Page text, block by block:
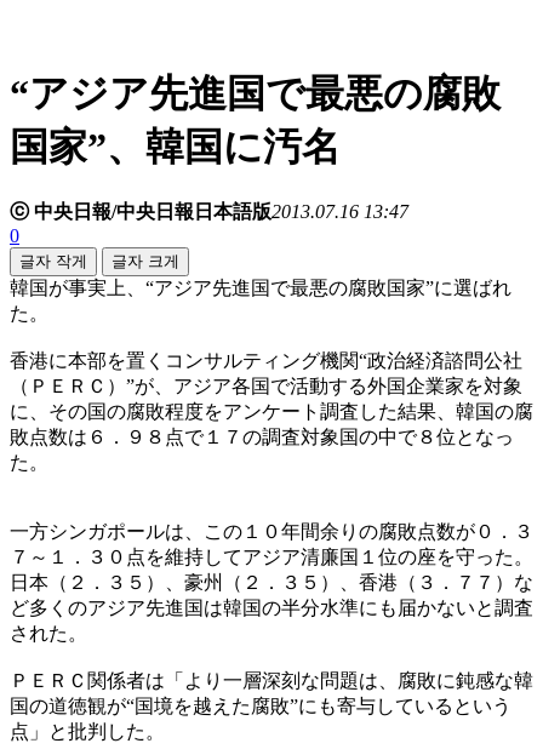
“アジア先進国で最悪の腐敗
国家”、韓国に汚名
ⓒ 中央日報/中央日報日本語版2013.07.16 13:47
0
글자 작게 글자 크게
韓国が事実上、“アジア先進国で最悪の腐敗国家”に選ばれ
た。
香港に本部を置くコンサルティング機関“政治経済諮問公社
（ＰＥＲＣ）”が、アジア各国で活動する外国企業家を対象
に、その国の腐敗程度をアンケート調査した結果、韓国の腐
敗点数は６．９８点で１７の調査対象国の中で８位となっ
た。
一方シンガポールは、この１０年間余りの腐敗点数が０．３
７～１．３０点を維持してアジア清廉国１位の座を守った。
日本（２．３５）、豪州（２．３５）、香港（３．７７）な
ど多くのアジア先進国は韓国の半分水準にも届かないと調査
された。
ＰＥＲＣ関係者は「より一層深刻な問題は、腐敗に鈍感な韓
国の道徳観が“国境を越えた腐敗”にも寄与しているという
点」と批判した。